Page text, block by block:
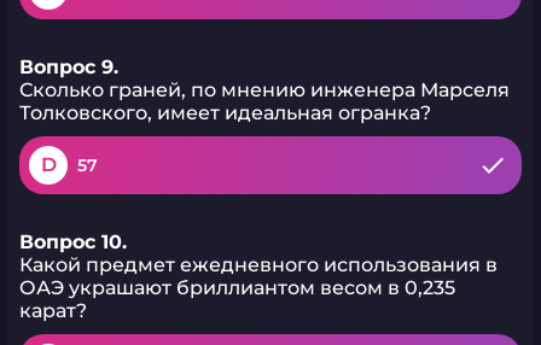
Вопрос 9.
Сколько граней, по мнению инженера Марселя
Толковского, имеет идеальная огранка?
D 57
Вопрос 10.
Какой предмет ежедневного использования в
ОАЭ украшают бриллиантом весом в 0,235
карат?